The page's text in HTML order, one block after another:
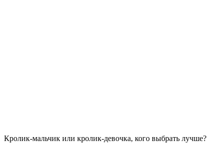
Кролик-мальчик или кролик-девочка, кого выбрать лучше?